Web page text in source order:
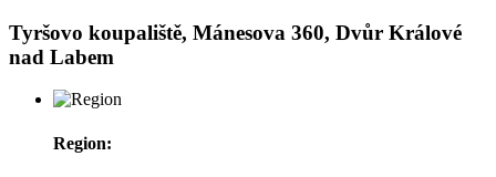
Tyršovo koupaliště, Mánesova 360, Dvůr Králové
nad Labem
Region: